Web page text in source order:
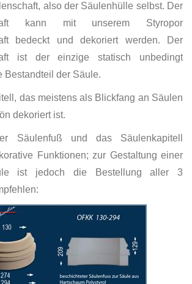
also der Säulenhülle selbst. Der
kann mit unserem Styropor
bedeckt und dekoriert werden. Der
ist der einzige statisch unbedingt
Bestandteil der Säule.
das meistens als Blickfang an Säulen
dekoriert ist.
Säulenfuß und das Säulenkapitell
Funktionen; zur Gestaltung einer
ist jedoch die Bestellung aller 3